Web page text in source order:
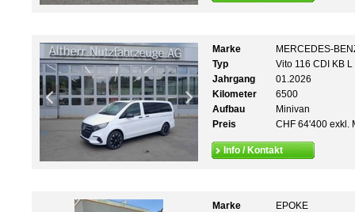
Marke
MERCEDES-
Typ
Vito 116 CDI KB
Jahrgang
01.2026
Kilometer
6500
Aufbau
Minivan
Preis
CHF 64'400 exkl.
Info / Kontakt
Marke
EPOKE